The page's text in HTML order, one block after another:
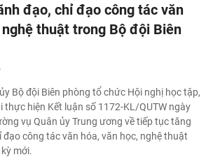
đạo, chỉ đạo công tác văn
nghệ thuật trong Bộ đội Biên
Bộ đội Biên phòng tổ chức Hội nghị học tập,
thực hiện Kết luận số 1172-KL/QUTW ngày
vụ Quân ủy Trung ương về tiếp tục tăng
công tác văn hóa, văn học, nghệ thuật
mới.